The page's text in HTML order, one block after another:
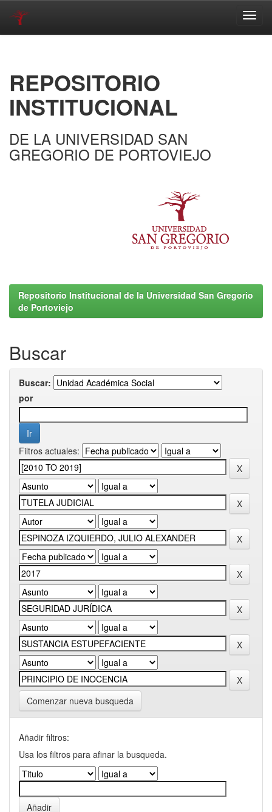
REPOSITORIO
INSTITUCIONAL
DE LA UNIVERSIDAD SAN
GREGORIO DE PORTOVIEJO
Repositorio Institucional de la Universidad San Gregorio
de Portoviejo
Buscar
Buscar:
por
Filtros actuales:
Comenzar nueva busqueda
Añadir filtros:
Usa los filtros para afinar la busqueda.